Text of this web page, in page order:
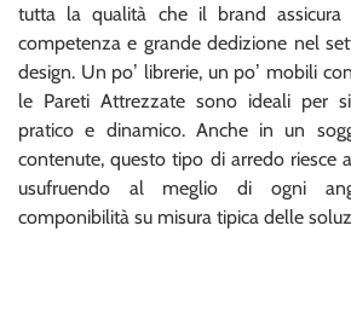
tutta la qualità che il brand assicura
competenza e grande dedizione nel
design. Un po’ librerie, un po’ mobili
le Pareti Attrezzate sono ideali per
pratico e dinamico. Anche in un
contenute, questo tipo di arredo riesce
usufruendo al meglio di ogni
componibilità su misura tipica delle